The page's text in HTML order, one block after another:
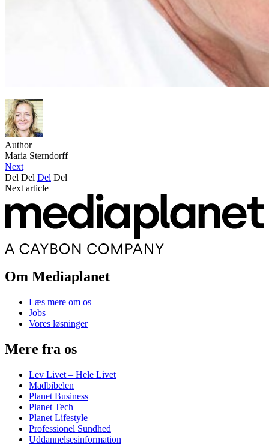
Author
Maria Sterndorff
Next
Del Del Del Del
Next article
Om Mediaplanet
Læs mere om os
Jobs
Vores løsninger
Mere fra os
Lev Livet – Hele Livet
Madbibelen
Planet Business
Planet Tech
Planet Lifestyle
Professionel Sundhed
Uddannelsesinformation